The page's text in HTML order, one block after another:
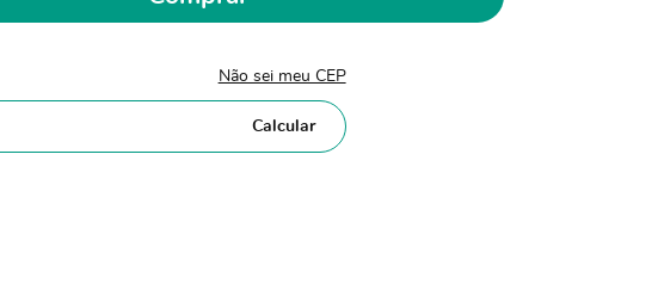
Não sei meu CEP
Calcular